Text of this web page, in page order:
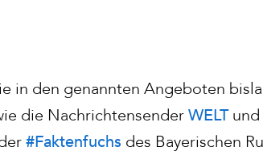
in den genannten Angeboten
die Nachrichtensender WELTund
#Faktenfuchs des Bayerischen